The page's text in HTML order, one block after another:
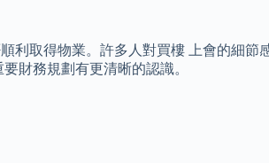
利取得物業。許多人對買樓 上會的細節
財務規劃有更清晰的認識。